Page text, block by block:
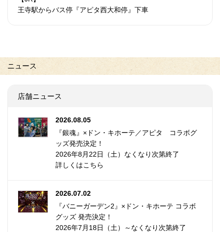
王寺駅からバス停『アピタ西大和停』下車
ニュース
店舗ニュース
2026.08.05
『銀魂』×ドン・キホーテ／アピタ コラボグ
ッズ発売決定！
2026年8月22日（土）なくなり次第終了
詳しくはこちら
2026.07.02
『バニーガーデン2』×ドン・キホーテ コラボ
グッズ 発売決定！
2026年7月18日（土）～なくなり次第終了